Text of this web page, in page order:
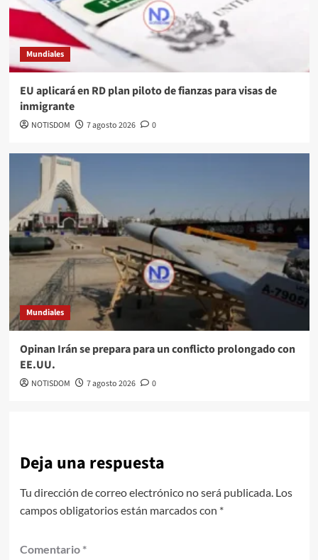
Mundiales
EU aplicará en RD plan piloto de fianzas para visas de
inmigrante
NOTISDOM 7 agosto 2026 0
Mundiales
Opinan Irán se prepara para un conflicto prolongado con
EE.UU.
NOTISDOM 7 agosto 2026 0
Deja una respuesta
Tu dirección de correo electrónico no será publicada. Los
campos obligatorios están marcados con *
Comentario *